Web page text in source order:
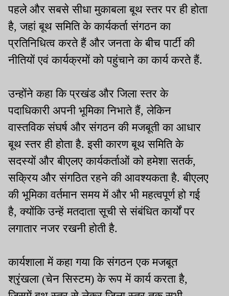
पहले और सबसे सीधा मुकाबला बूथ स्तर पर ही होता
है, जहां बूथ समिति के कार्यकर्ता संगठन का
प्रतिनिधित्व करते हैं और जनता के बीच पार्टी की
नीतियों एवं कार्यक्रमों को पहुंचाने का कार्य करते हैं.
उन्होंने कहा कि प्रखंड और जिला स्तर के
पदाधिकारी अपनी भूमिका निभाते हैं, लेकिन
वास्तविक संघर्ष और संगठन की मजबूती का आधार
बूथ स्तर ही होता है. इसी कारण बूथ समिति के
सदस्यों और बीएलए कार्यकर्ताओं को हमेशा सतर्क,
सक्रिय और संगठित रहने की आवश्यकता है. बीएलए
की भूमिका वर्तमान समय में और भी महत्वपूर्ण हो गई
है, क्योंकि उन्हें मतदाता सूची से संबंधित कार्यों पर
लगातार नजर रखनी होती है.
कार्यशाला में कहा गया कि संगठन एक मजबूत
श्रृंखला (चेन सिस्टम) के रूप में कार्य करता है,